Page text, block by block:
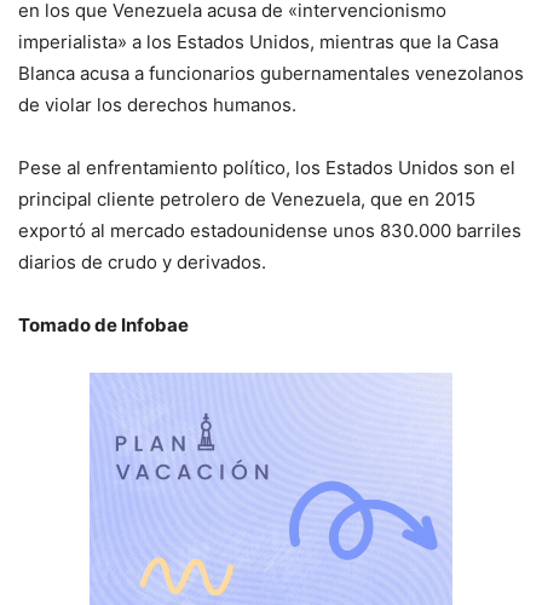
en los que Venezuela acusa de «intervencionismo
imperialista» a los Estados Unidos, mientras que la Casa
Blanca acusa a funcionarios gubernamentales venezolanos
de violar los derechos humanos.
Pese al enfrentamiento político, los Estados Unidos son el
principal cliente petrolero de Venezuela, que en 2015
exportó al mercado estadounidense unos 830.000 barriles
diarios de crudo y derivados.
Tomado de Infobae